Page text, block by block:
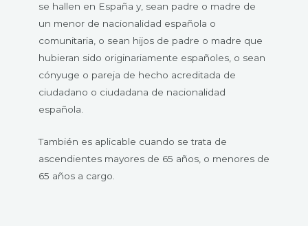
se hallen en España y, sean padre o madre de
un menor de nacionalidad española o
comunitaria, o sean hijos de padre o madre que
hubieran sido originariamente españoles, o sean
cónyuge o pareja de hecho acreditada de
ciudadano o ciudadana de nacionalidad
española.
También es aplicable cuando se trata de
ascendientes mayores de 65 años, o menores de
65 años a cargo.